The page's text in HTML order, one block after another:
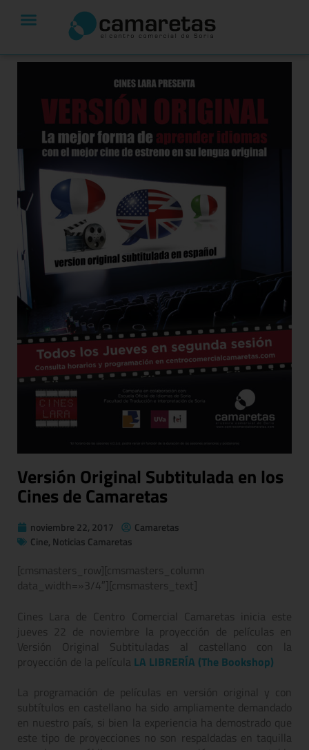
Versión Original Subtitulada en los
Cines de Camaretas
noviembre 22, 2017
Camaretas
Cine, Noticias Camaretas
[cmsmasters_row][cmsmasters_column
data_width=»3/4″][cmsmasters_text]
Cines Lara de Centro Comercial Camaretas inicia este
jueves 22 de noviembre la proyección de películas en
Versión Original Subtituladas al castellano con la
proyección de la película LA LIBRERÍA (The Bookshop)
La programación de películas en versión original y con
subtítulos en castellano ha sido ampliamente demandado
en nuestro país, si bien la experiencia ha demostrado que
este tipo de proyecciones no son respaldadas en taquilla